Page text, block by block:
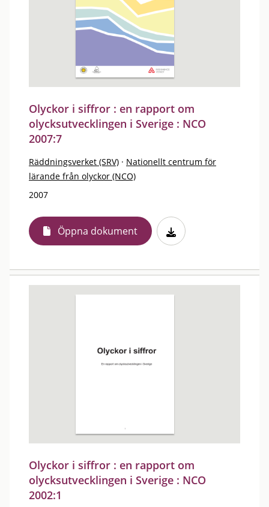
Olyckor i siffror : en rapport om
olycksutvecklingen i Sverige : NCO
2007:7
Räddningsverket (SRV) · Nationellt centrum för
lärande från olyckor (NCO)
2007
Öppna dokument
Olyckor i siffror : en rapport om
olycksutvecklingen i Sverige : NCO
2002:1